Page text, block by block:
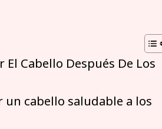
El Cabello Después De Los
un cabello saludable a los